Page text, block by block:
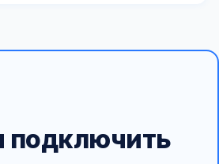
подключить